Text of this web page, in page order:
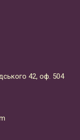
42, оф. 504